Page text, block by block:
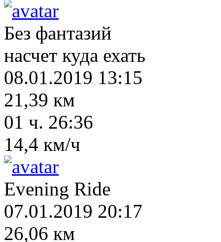
Без фантазий
насчет куда ехать
08.01.2019 13:15
21,39 км
01 ч. 26:36
14,4 км/ч
Evening Ride
07.01.2019 20:17
26,06 км